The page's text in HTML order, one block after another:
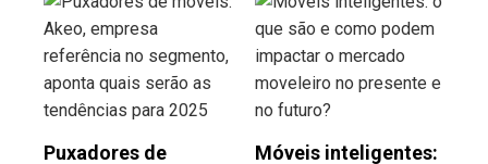
Puxadores de
Móveis inteligentes: